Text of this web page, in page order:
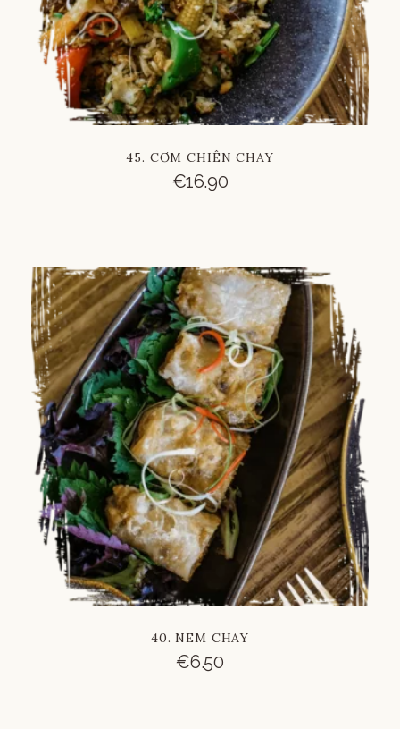
45. CƠM CHIÊN CHAY
€16.90
40. NEM CHAY
€6.50
Vietnamese
Russian